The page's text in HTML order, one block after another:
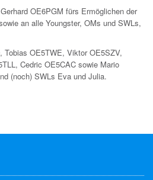
OE6PGM fürs Ermöglichen der
an alle Youngster, OMs und SWLs,
Tobias OE5TWE, Viktor OE5SZV,
Cedric OE5CAC sowie Mario
(noch) SWLs Eva und Julia.